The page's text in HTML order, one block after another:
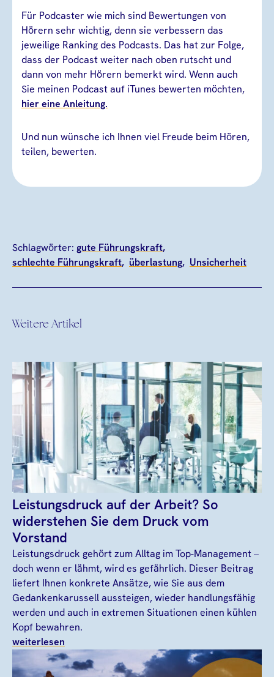
Für Podcaster wie mich sind Bewertungen von
Hörern sehr wichtig, denn sie verbessern das
jeweilige Ranking des Podcasts. Das hat zur Folge,
dass der Podcast weiter nach oben rutscht und
dann von mehr Hörern bemerkt wird. Wenn auch
Sie meinen Podcast auf iTunes bewerten möchten,
hier eine Anleitung.
Und nun wünsche ich Ihnen viel Freude beim Hören,
teilen, bewerten.
Schlagwörter: gute Führungskraft
schlechte Führungskraft
überlastung Unsicherheit
Weitere Artikel
Leistungsdruck auf der Arbeit? So
widerstehen Sie dem Druck vom
Vorstand
Leistungsdruck gehört zum Alltag im Top-Management –
doch wenn er lähmt, wird es gefährlich. Dieser Beitrag
liefert Ihnen konkrete Ansätze, wie Sie aus dem
Gedankenkarussell aussteigen, wieder handlungsfähig
werden und auch in extremen Situationen einen kühlen
Kopf bewahren.
weiterlesen